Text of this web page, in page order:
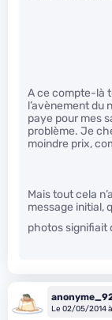
A ce compte-là
l’avènement du
paye pour mes
problème. Je
moindre prix,
Mais tout cela
message initial,
photos signifiait
Le 02/05/2014